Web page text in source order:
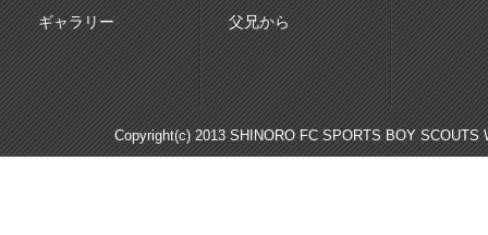
ギャラリー
父兄から
Copyright(c) 2013 SHINORO FC SPORTS BOY